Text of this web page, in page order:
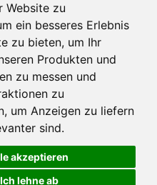
Website zu
ein besseres Erlebnis
zu bieten, um Ihr
Produkten und
zu messen und
zu
, um Anzeigen zu liefern
sind.
akzeptieren
Ich lehne ab